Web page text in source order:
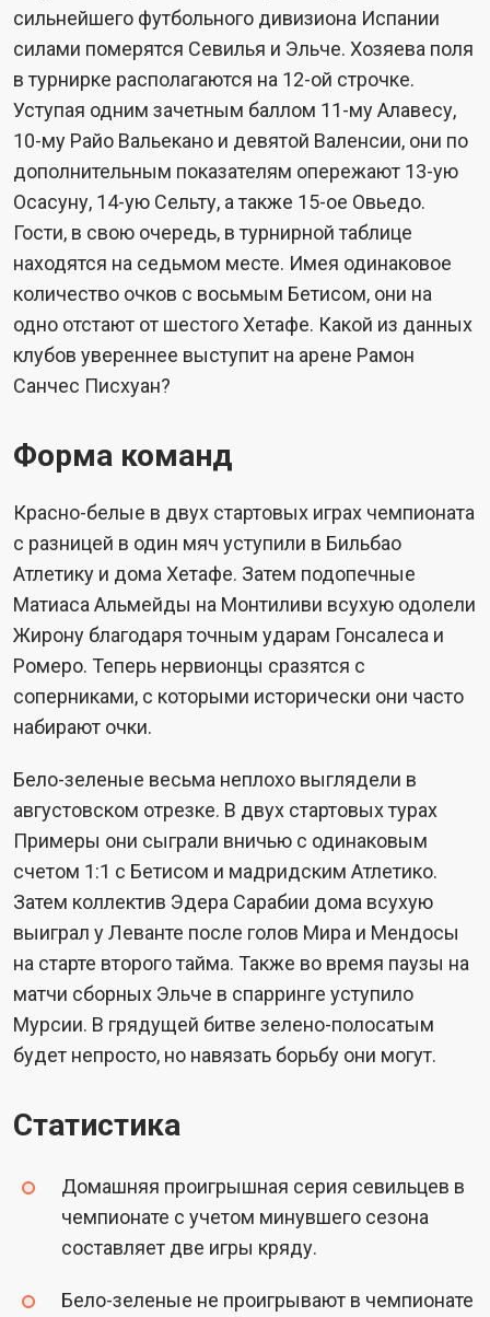
сильнейшего футбольного дивизиона Испании
силами померятся Севилья и Эльче. Хозяева поля
в турнирке располагаются на 12-ой строчке.
Уступая одним зачетным баллом 11-му Алавесу,
10-му Райо Вальекано и девятой Валенсии, они по
дополнительным показателям опережают 13-ую
Осасуну, 14-ую Сельту, а также 15-ое Овьедо.
Гости, в свою очередь, в турнирной таблице
находятся на седьмом месте. Имея одинаковое
количество очков с восьмым Бетисом, они на
одно отстают от шестого Хетафе. Какой из данных
клубов увереннее выступит на арене Рамон
Санчес Писхуан?
Форма команд
Красно-белые в двух стартовых играх чемпионата
с разницей в один мяч уступили в Бильбао
Атлетику и дома Хетафе. Затем подопечные
Матиаса Альмейды на Монтиливи всухую одолели
Жирону благодаря точным ударам Гонсалеса и
Ромеро. Теперь нервионцы сразятся с
соперниками, с которыми исторически они часто
набирают очки.
Бело-зеленые весьма неплохо выглядели в
августовском отрезке. В двух стартовых турах
Примеры они сыграли вничью с одинаковым
счетом 1:1 с Бетисом и мадридским Атлетико.
Затем коллектив Эдера Сарабии дома всухую
выиграл у Леванте после голов Мира и Мендосы
на старте второго тайма. Также во время паузы на
матчи сборных Эльче в спарринге уступило
Мурсии. В грядущей битве зелено-полосатым
будет непросто, но навязать борьбу они могут.
Статистика
Домашняя проигрышная серия севильцев в
чемпионате с учетом минувшего сезона
составляет две игры кряду.
Бело-зеленые не проигрывают в чемпионате